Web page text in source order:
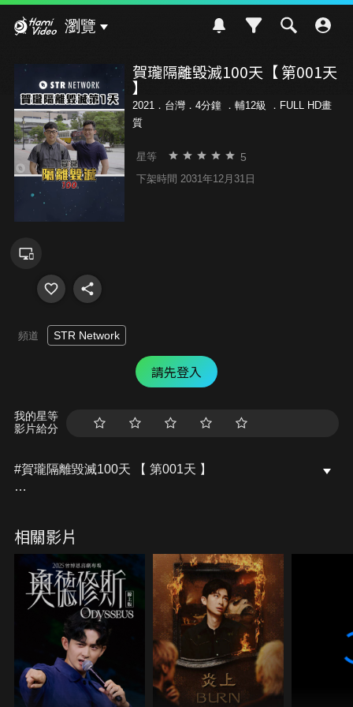
瀏覽
賀瓏隔離毀滅100天【 第001天
】
2021．台灣．4分鐘 ． 輔12級
．FULL HD畫
質
星等 5
下架時間 2031年12月31日
頻道 STR Network
請先登入
我的星等
影片給分
#賀瓏隔離毀滅100天​ 【 第001天 】
「隔離100天，有什麼好怕的！」
100天克制花費、完成隔離後就可以拿到剩下的獎
金，薩泰爾娛樂為賀瓏量身打造的百日隔離企劃，平
時就愛說說而已的賀瓏可以完成挑戰嗎？
2020.5.25 計畫正式啟動，我們一起看下去
【本集影片為廣告邀約製作】
相關影片